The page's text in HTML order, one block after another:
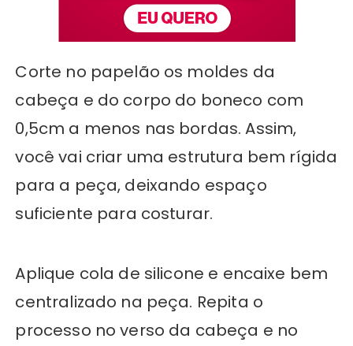
Corte no papelão os moldes da
cabeça e do corpo do boneco com
0,5cm a menos nas bordas. Assim,
você vai criar uma estrutura bem rígida
para a peça, deixando espaço
suficiente para costurar.
Aplique cola de silicone e encaixe bem
centralizado na peça. Repita o
processo no verso da cabeça e no